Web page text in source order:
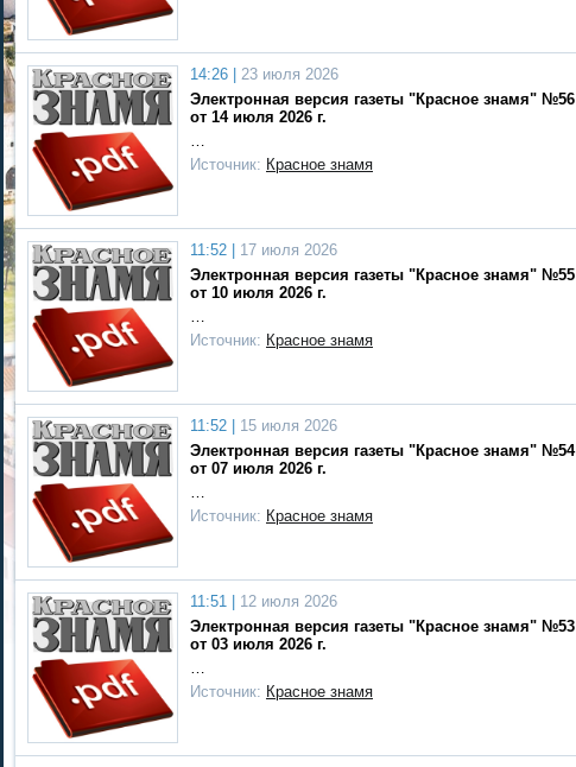
14:26 |
23 июля 2026
Электронная версия газеты "Красное знамя" №56
от 14 июля 2026 г.
…
Источник: Красное знамя
11:52 |
17 июля 2026
Электронная версия газеты "Красное знамя" №55
от 10 июля 2026 г.
…
Источник: Красное знамя
11:52 |
15 июля 2026
Электронная версия газеты "Красное знамя" №54
от 07 июля 2026 г.
…
Источник: Красное знамя
11:51 |
12 июля 2026
Электронная версия газеты "Красное знамя" №53
от 03 июля 2026 г.
…
Источник: Красное знамя